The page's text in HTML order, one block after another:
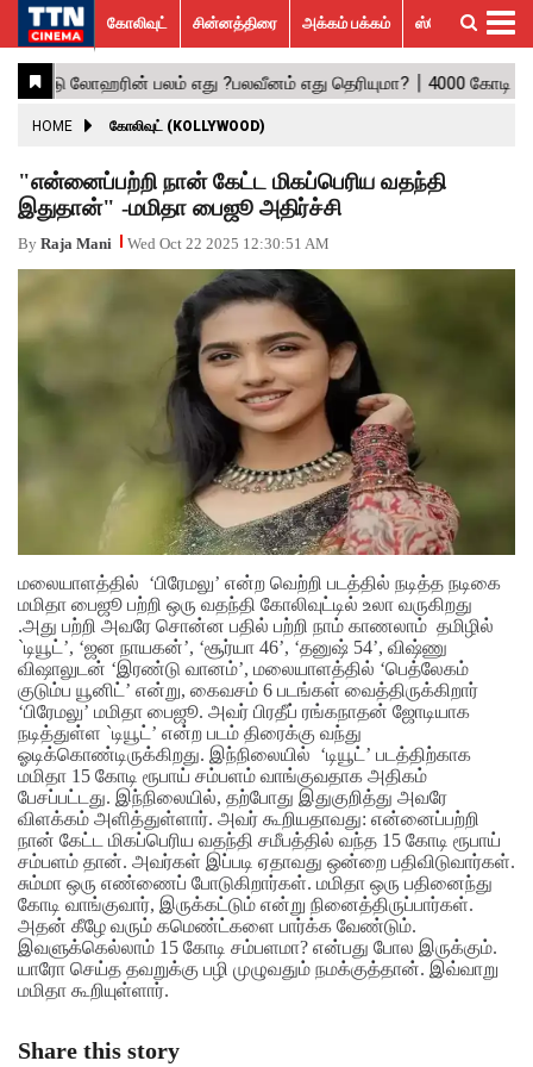
கோலிவுட்
சின்னத்திரை
பாலிவுட்
ஹாலிவுட்
அக்கம்
பக்கம்
ஸ்பெஷல்
ஸ்டோரீஸ்
விமர்சனம்
GALLERY
ACTRESS
ACTORS
MOVIESTILLS
EVENTS
VIDEOS
What’s
Hot
Trending
News
கோலிவுட் சின்னத்திரை அக்கம் பக்கம் ஸ்பெஷல் ஸ்டோரீஸ்
HOME கோலிவுட் (KOLLYWOOD)
"என்னைப்பற்றி நான் கேட்ட மிகப்பெரிய வதந்தி
இதுதான்" -மமிதா பைஜூ அதிர்ச்சி
By Raja Mani Wed Oct 22 2025 12:30:51 AM
மலையாளத்தில் ‘பிரேமலு’ என்ற வெற்றி படத்தில் நடித்த நடிகை
மமிதா பைஜூ பற்றி ஒரு வதந்தி கோலிவுட்டில் உலா வருகிறது
.அது பற்றி அவரே சொன்ன பதில் பற்றி நாம் காணலாம் தமிழில்
`டியூட்’, ‘ஜன நாயகன்’, ‘சூர்யா 46’, ‘தனுஷ் 54’, விஷ்ணு
விஷாலுடன் ‘இரண்டு வானம்’, மலையாளத்தில் ‘பெத்லேகம்
குடும்ப யூனிட்’ என்று, கைவசம் 6 படங்கள் வைத்திருக்கிறார்
‘பிரேமலு’ மமிதா பைஜூ. அவர் பிரதீப் ரங்கநாதன் ஜோடியாக
நடித்துள்ள `டியூட்’ என்ற படம் திரைக்கு வந்து
ஓடிக்கொண்டிருக்கிறது. இந்நிலையில் ‘டியூட்’ படத்திற்காக
மமிதா 15 கோடி ரூபாய் சம்பளம் வாங்குவதாக அதிகம்
பேசப்பட்டது. இந்நிலையில், தற்போது இதுகுறித்து அவரே
விளக்கம் அளித்துள்ளார். அவர் கூறியதாவது: என்னைப்பற்றி
நான் கேட்ட மிகப்பெரிய வதந்தி சமீபத்தில் வந்த 15 கோடி ரூபாய்
சம்பளம் தான். அவர்கள் இப்படி ஏதாவது ஒன்றை பதிவிடுவார்கள்.
சும்மா ஒரு எண்ணைப் போடுகிறார்கள். மமிதா ஒரு பதினைந்து
கோடி வாங்குவார், இருக்கட்டும் என்று நினைத்திருப்பார்கள்.
அதன் கீழே வரும் கமெண்ட்களை பார்க்க வேண்டும்.
இவளுக்கெல்லாம் 15 கோடி சம்பளமா? என்பது போல இருக்கும்.
யாரோ செய்த தவறுக்கு பழி முழுவதும் நமக்குத்தான். இவ்வாறு
மமிதா கூறியுள்ளார்.
Share this story